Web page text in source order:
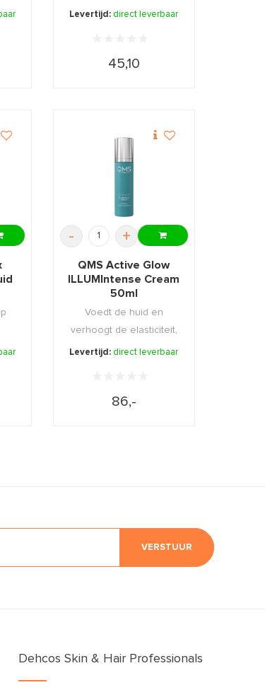
om de huid te regenere
Levertijd: direct leverbaar
45,10
- +
QMS Active Glow
ILLUMIntense Cream
50ml
Voedt de huid en
verhoogt de elasticiteit,
gladheid en de gl ...
Levertijd: direct leverbaar
86,-
VERSTUUR
Dehcos Skin & Hair Professionals